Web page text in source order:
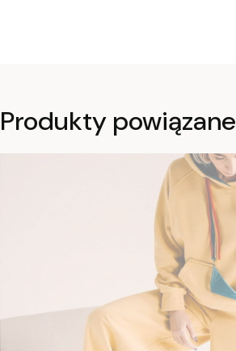
Produkty powiązane